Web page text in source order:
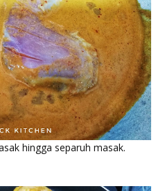
hingga separuh masak.